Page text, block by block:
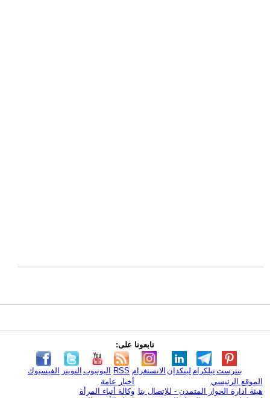
تابعونا على:
الفيسبوك التويتر اليوتيوب RSS الانستغرام لينكدإن تيلكرامبنترست
الموقع الرئيسي
هيئة ادارة الحوار المتمدن - للإتصال بنا
أخبار عامة
وكالة أنباء المرأة